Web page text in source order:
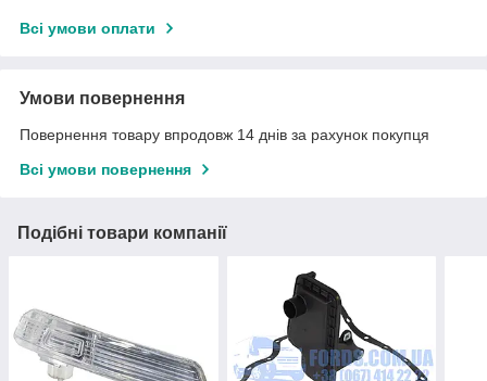
Всі умови оплати
Умови повернення
Повернення товару впродовж 14 днів за рахунок покупця
Всі умови повернення
Подібні товари компанії